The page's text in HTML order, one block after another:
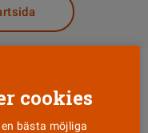
cookies
bästa möjliga